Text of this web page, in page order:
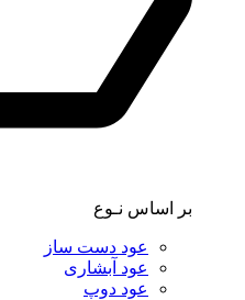
بر اساس نـوع
عود دست ساز
عود آبشاری
عود دوپ